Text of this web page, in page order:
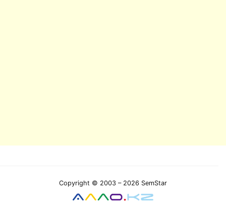
Copyright © 2003 – 2026 SemStar